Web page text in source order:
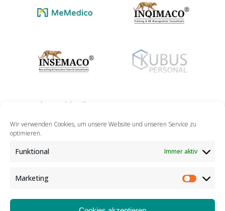
Wir verwenden Cookies, um unsere Website und unseren Service zu
optimieren.
Funktional Immer aktiv
Marketing